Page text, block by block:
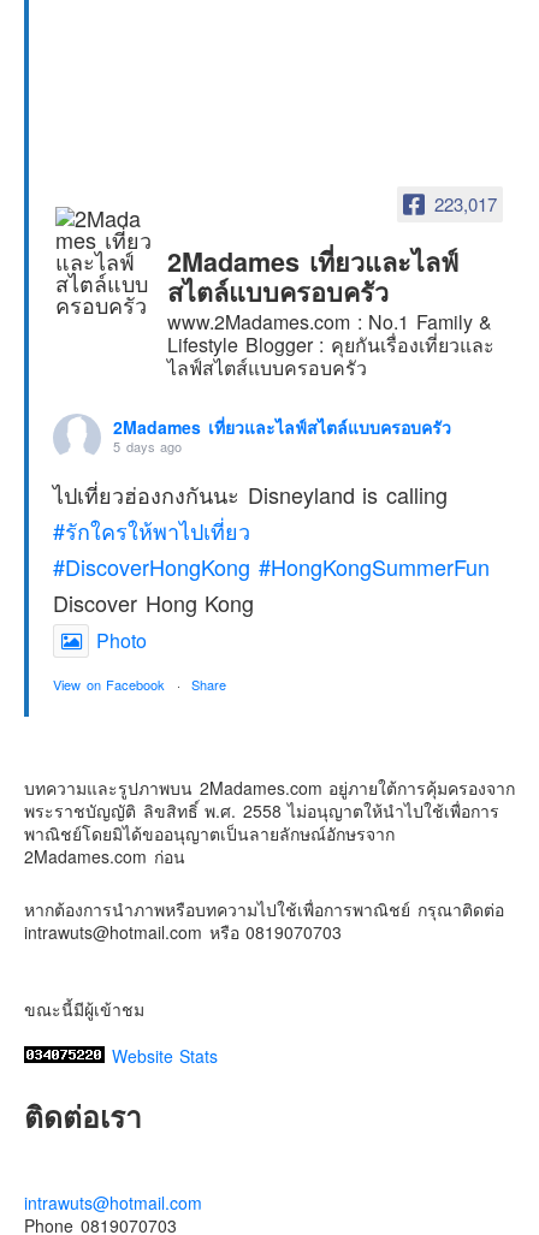
223,017
2Madames เที่ยวและไลฟ์
สไตล์แบบครอบครัว
www.2Madames.com : No.1 Family &
Lifestyle Blogger : คุยกันเรื่องเที่ยวและ
ไลฟ์สไตส์แบบครอบครัว
2Madames เที่ยวและไลฟ์สไตล์แบบครอบครัว
5 days ago
ไปเที่ยวฮ่องกงกันนะ Disneyland is calling
#รักใครให้พาไปเที่ยว
#DiscoverHongKong #HongKongSummerFun
Discover Hong Kong
Photo
View on Facebook · Share
เตรียมไว้หนวด ถอยปืนลูกซอง
#น้องเกรซ #ลูกสาวเราเป็นสาวแล้ว
Photo
View on Facebook · Share
บทความและรูปภาพบน 2Madames.com อยู่ภายใต้การคุ้มครองจาก
พระราชบัญญัติ ลิขสิทธิ์ พ.ศ. 2558 ไม่อนุญาตให้นำไปใช้เพื่อการ
พาณิชย์โดยมิได้ขออนุญาตเป็นลายลักษณ์อักษรจาก
2Madames.com ก่อน
หากต้องการนำภาพหรือบทความไปใช้เพื่อการพาณิชย์ กรุณาติดต่อ
intrawuts@hotmail.com หรือ 0819070703
ขณะนี้มีผู้เข้าชม
Website Stats
ติดต่อเรา
intrawuts@hotmail.com
Phone 0819070703